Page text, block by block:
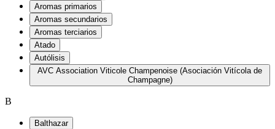
Aromas primarios
Aromas secundarios
Aromas terciarios
Atado
Autólisis
AVC Association Viticole Champenoise (Asociación Vitícola de
Champagne)
B
Balthazar